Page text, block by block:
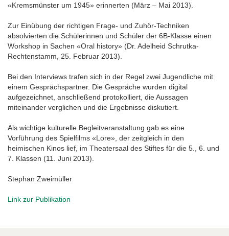
«Kremsmünster um 1945» erinnerten (März – Mai 2013).
Zur Einübung der richtigen Frage- und Zuhör-Techniken
absolvierten die Schülerinnen und Schüler der 6B-Klasse einen
Workshop in Sachen «Oral history» (Dr. Adelheid Schrutka-
Rechtenstamm, 25. Februar 2013).
Bei den Interviews trafen sich in der Regel zwei Jugendliche mit
einem Gesprächspartner. Die Gespräche wurden digital
aufgezeichnet, anschließend protokolliert, die Aussagen
miteinander verglichen und die Ergebnisse diskutiert.
Als wichtige kulturelle Begleitveranstaltung gab es eine
Vorführung des Spielfilms «Lore», der zeitgleich in den
heimischen Kinos lief, im Theatersaal des Stiftes für die 5., 6. und
7. Klassen (11. Juni 2013).
Stephan Zweimüller
Link zur Publikation